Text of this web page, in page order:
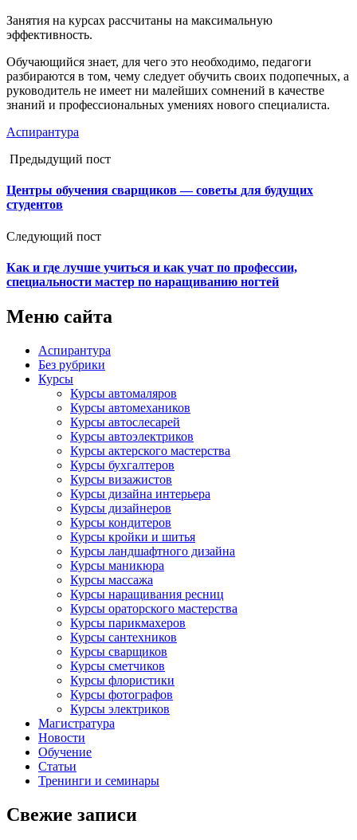
Занятия на курсах рассчитаны на максимальную
эффективность.
Обучающийся знает, для чего это необходимо, педагоги
разбираются в том, чему следует обучить своих подопечных, а
руководитель не имеет ни малейших сомнений в качестве
знаний и профессиональных умениях нового специалиста.
Аспирантура
Предыдущий пост
Центры обучения сварщиков — советы для будущих
студентов
Следующий пост
Как и где лучше учиться и как учат по профессии,
специальности мастер по наращиванию ногтей
Меню сайта
Аспирантура
Без рубрики
Курсы
Курсы автомаляров
Курсы автомехаников
Курсы автослесарей
Курсы автоэлектриков
Курсы актерского мастерства
Курсы бухгалтеров
Курсы визажистов
Курсы дизайна интерьера
Курсы дизайнеров
Курсы кондитеров
Курсы кройки и шитья
Курсы ландшафтного дизайна
Курсы маникюра
Курсы массажа
Курсы наращивания ресниц
Курсы ораторского мастерства
Курсы парикмахеров
Курсы сантехников
Курсы сварщиков
Курсы сметчиков
Курсы флористики
Курсы фотографов
Курсы электриков
Магистратура
Новости
Обучение
Статьи
Тренинги и семинары
Свежие записи